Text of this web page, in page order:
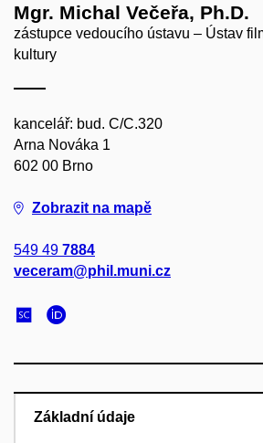
Mgr. Michal Večeřa, Ph.D.
zástupce vedoucího ústavu – Ústav
kultury
kancelář: bud. C/C.320
Arna Nováka 1
602 00 Brno
Zobrazit na mapě
549 49 7884
veceram@phil.muni.cz
Základní údaje